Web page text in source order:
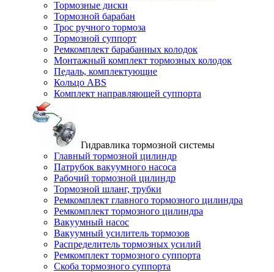
Тормозные диски
Тормозной барабан
Трос ручного тормоза
Тормозной суппорт
Ремкомплект барабанных колодок
Монтажный комплект тормозных колодок
Педаль, комплектующие
Кольцо ABS
Комплект направляющей суппорта
Гидравлика тормозной системы
Главный тормозной цилиндр
Патрубок вакуумного насоса
Рабочий тормозной цилиндр
Тормозной шланг, трубки
Ремкомплект главного тормозного цилиндра
Ремкомплект тормозного цилиндра
Вакуумный насос
Вакуумный усилитель тормозов
Распределитель тормозных усилий
Ремкомплект тормозного суппорта
Скоба тормозного суппорта